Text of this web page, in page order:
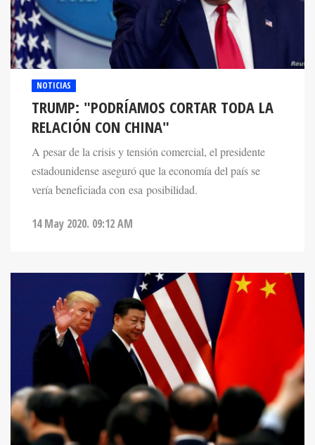
NOTICIAS
TRUMP: "PODRÍAMOS CORTAR TODA LA
RELACIÓN CON CHINA"
A pesar de la crisis y tensión comercial, el presidente
estadounidense aseguró que la economía del país se
vería beneficiada con esa posibilidad.